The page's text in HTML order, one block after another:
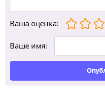
Ваша оценка:
Ваше имя: